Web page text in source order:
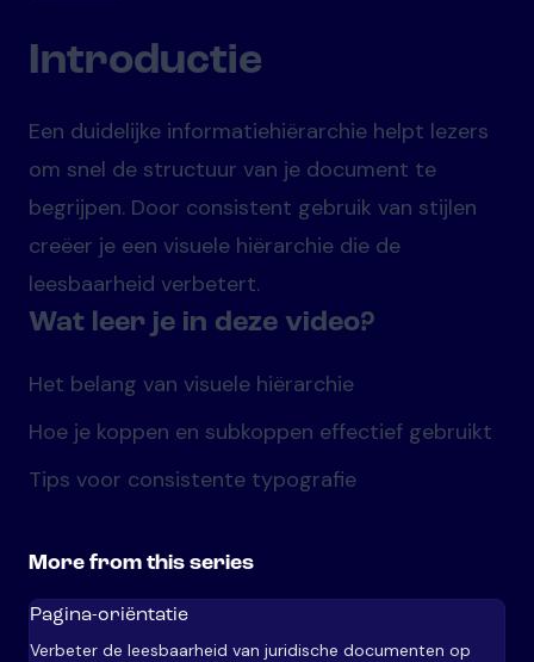
Introductie
Een duidelijke informatiehiërarchie helpt lezers
om snel de structuur van je document te
begrijpen. Door consistent gebruik van stijlen
creëer je een visuele hiërarchie die de
leesbaarheid verbetert.
Wat leer je in deze video?
Het belang van visuele hiërarchie
Hoe je koppen en subkoppen effectief gebruikt
Tips voor consistente typografie
More from this series
Pagina-oriëntatie
Verbeter de leesbaarheid van juridische documenten op